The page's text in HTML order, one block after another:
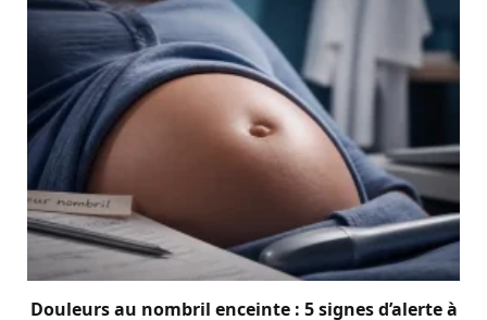
Douleurs au nombril enceinte : 5 signes d’alerte à